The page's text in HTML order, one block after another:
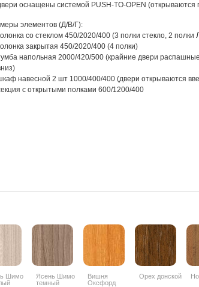
оснащены системой PUSH-TO-OPEN (открываются
элементов (Д/В/Г):
со стеклом 450/2020/400 (3 полки стекло, 2
закрытая 450/2020/400 (4 полки)
напольная 2000/420/500 (крайние двери
навесной 2 шт 1000/400/400 (двери открываются
с открытыми полками 600/1200/400
Шимо
Ясень Шимо
темный
Вишня
Оксфорд
Орех донской